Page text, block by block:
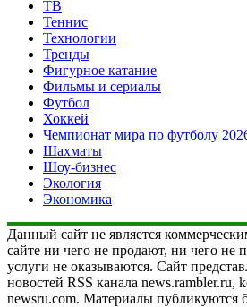
ТВ
Теннис
Технологии
Тренды
Фигурное катание
Фильмы и сериалы
Футбол
Хоккей
Чемпионат мира по футболу
Шахматы
Шоу-бизнес
Экология
Экономика
Данный сайт не является
сайте ни чего не продают, ни чего не
услуги не оказываются. Сайт
новостей RSS канала news.rambler.ru,
newsru.com. Материалы публикуются